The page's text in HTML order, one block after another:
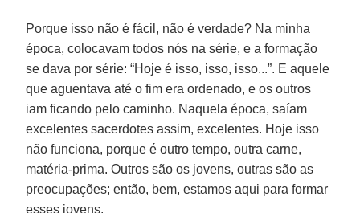
Porque isso não é fácil, não é verdade? Na minha
época, colocavam todos nós na série, e a formação
se dava por série: “Hoje é isso, isso, isso...”. E aquele
que aguentava até o fim era ordenado, e os outros
iam ficando pelo caminho. Naquela época, saíam
excelentes sacerdotes assim, excelentes. Hoje isso
não funciona, porque é outro tempo, outra carne,
matéria-prima. Outros são os jovens, outras são as
preocupações; então, bem, estamos aqui para formar
esses jovens.